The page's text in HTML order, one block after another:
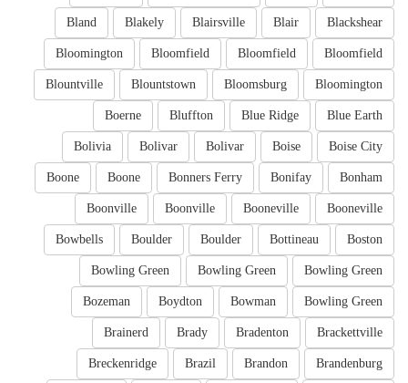
Blackshear
Blair
Blairsville
Blakely
Bland
Bloomfield
Bloomfield
Bloomfield
Bloomington
Bloomington
Bloomsburg
Blountstown
Blountville
Blue Earth
Blue Ridge
Bluffton
Boerne
Boise City
Boise
Bolivar
Bolivar
Bolivia
Bonham
Bonifay
Bonners Ferry
Boone
Boone
Booneville
Booneville
Boonville
Boonville
Boston
Bottineau
Boulder
Boulder
Bowbells
Bowling Green
Bowling Green
Bowling Green
Bowling Green
Bowman
Boydton
Bozeman
Brackettville
Bradenton
Brady
Brainerd
Brandenburg
Brandon
Brazil
Breckenridge